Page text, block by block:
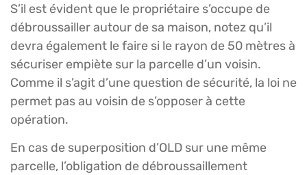
S’il est évident que le propriétaire s’occupe de
débroussailler autour de sa maison, notez qu’il
devra également le faire si le rayon de 50 mètres à
sécuriser empiète sur la parcelle d’un voisin.
Comme il s’agit d’une question de sécurité, la loi ne
permet pas au voisin de s’opposer à cette
opération.
En cas de superposition d’OLD sur une même
parcelle, l’obligation de débroussaillement